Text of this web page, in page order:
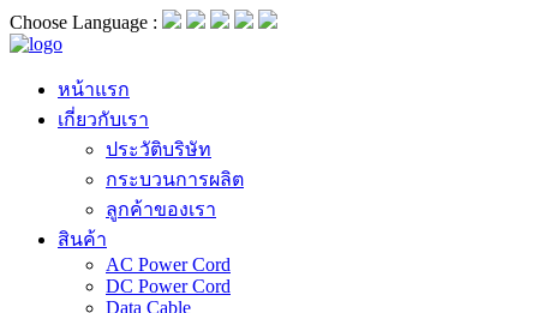
Choose Language :
หน้าแรก
เกี่ยวกับเรา
ประวัติบริษัท
กระบวนการผลิต
ลูกค้าของเรา
สินค้า
AC Power Cord
DC Power Cord
Data Cable